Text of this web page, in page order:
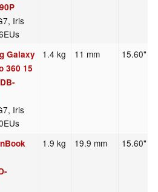
Iris
Galaxy
360 15
Iris
1.4 kg 11 mm 15.60"
1.9 kg 19.9 mm 15.60"